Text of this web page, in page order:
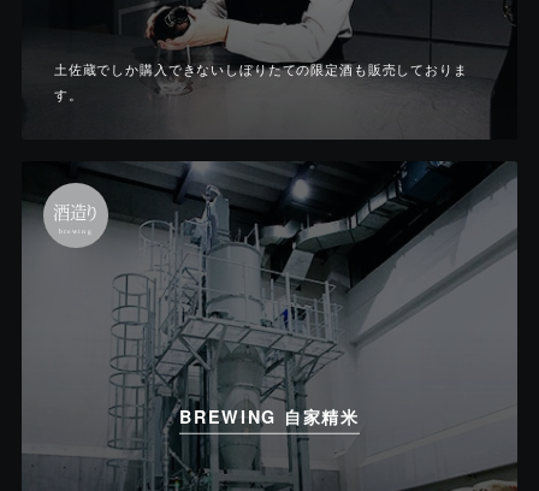
土佐蔵でしか購入できないしぼりたての限定酒も販売しておりま
す。
酒造り
brewing
BREWING 自家精米